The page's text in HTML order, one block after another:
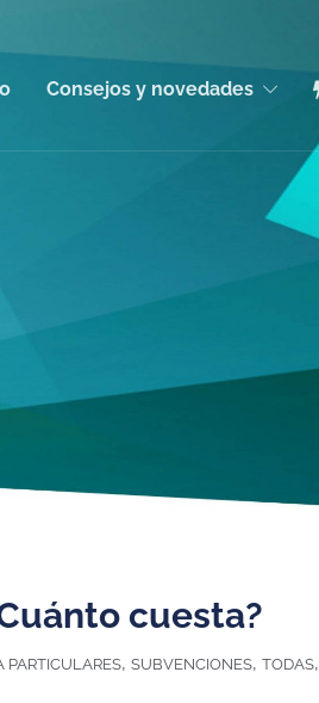
Consejos y novedades
cuesta?
PARTICULARES, SUBVENCIONES, TODAS,